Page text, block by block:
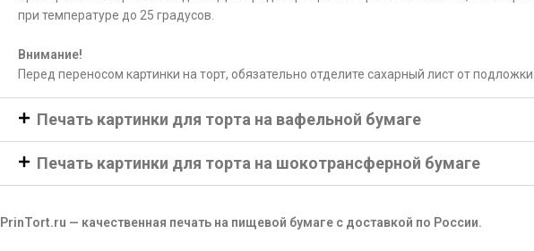
при температуре до 25 градусов.
Внимание!
Перед переносом картинки на торт, обязательно отделите сахарный лист от подложки.
Печать картинки для торта на вафельной бумаге
Печать картинки для торта на шокотрансферной бумаге
PrinTort.ru — качественная печать на пищевой бумаге с доставкой по России.